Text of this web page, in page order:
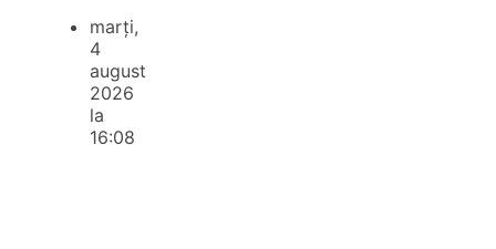
marți,
4
august
2026
la
16:08